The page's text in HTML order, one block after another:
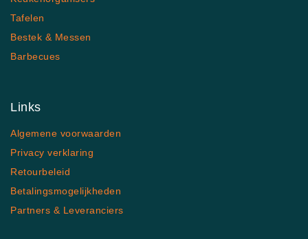
Tafelen
Bestek & Messen
Barbecues
Links
Algemene voorwaarden
Privacy verklaring
Retourbeleid
Betalingsmogelijkheden
Partners & Leveranciers